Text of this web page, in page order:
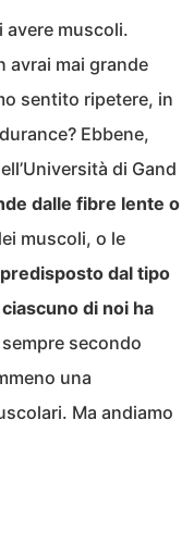
avere muscoli.
avrai mai grande
sentito ripetere, in
Ebbene,
di Gand
dalle fibre lente o
muscoli, o le
dal tipo
di noi ha
secondo
una
Ma andiamo